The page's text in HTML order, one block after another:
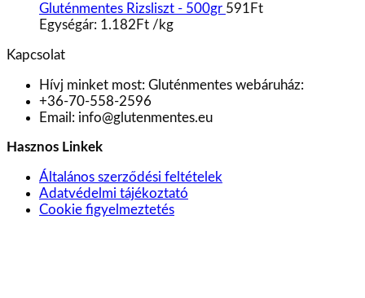
Gluténmentes Rizsliszt - 500gr 591 Ft
Egységár: 1.182 Ft /kg
Kapcsolat
Hívj minket most: Gluténmentes webáruház:
+36-70-558-2596
Email: info@glutenmentes.eu
Hasznos Linkek
Általános szerződési feltételek
Adatvédelmi tájékoztató
Cookie figyelmeztetés